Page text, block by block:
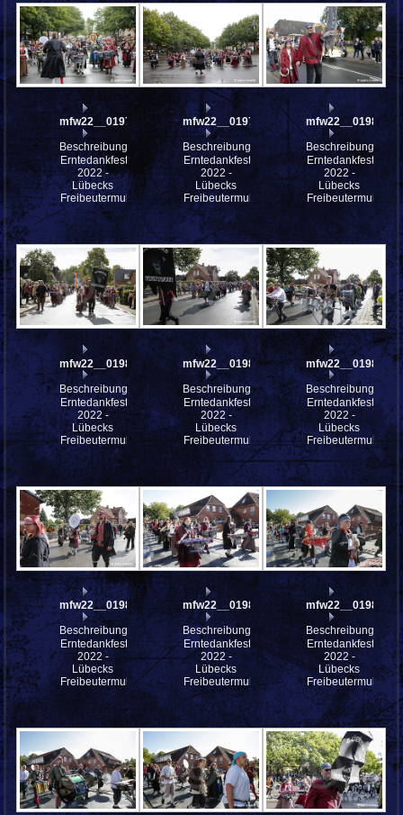
mfw22__0197960
Beschreibung:
Erntedankfest
2022 -
Lübecks
Freibeutermukke
mfw22__0197959
Beschreibung:
Erntedankfest
2022 -
Lübecks
Freibeutermukke
mfw22__0198426
Beschreibung:
Erntedankfest
2022 -
Lübecks
Freibeutermukke
mfw22__0198375
Beschreibung:
Erntedankfest
2022 -
Lübecks
Freibeutermukke
mfw22__0198374
Beschreibung:
Erntedankfest
2022 -
Lübecks
Freibeutermukke
mfw22__0198373
Beschreibung:
Erntedankfest
2022 -
Lübecks
Freibeutermukke
mfw22__0198372
Beschreibung:
Erntedankfest
2022 -
Lübecks
Freibeutermukke
mfw22__0198297
Beschreibung:
Erntedankfest
2022 -
Lübecks
Freibeutermukke
mfw22__0198296
Beschreibung:
Erntedankfest
2022 -
Lübecks
Freibeutermukke